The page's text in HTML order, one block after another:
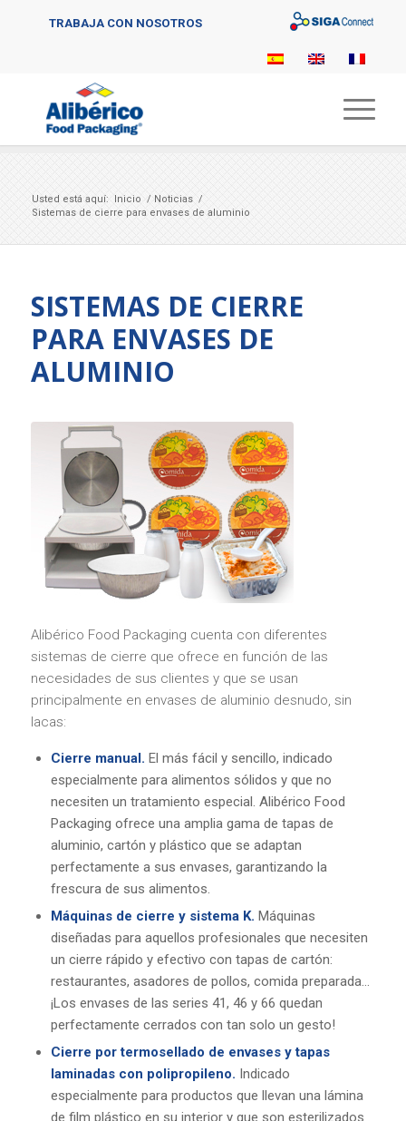
TRABAJA CON NOSOTROS
Usted está aquí: Inicio / Noticias /
Sistemas de cierre para envases de aluminio
SISTEMAS DE CIERRE
PARA ENVASES DE
ALUMINIO
Alibérico Food Packaging cuenta con diferentes
sistemas de cierre que ofrece en función de las
necesidades de sus clientes y que se usan
principalmente en envases de aluminio desnudo, sin
lacas:
Cierre manual. El más fácil y sencillo, indicado
especialmente para alimentos sólidos y que no
necesiten un tratamiento especial. Alibérico Food
Packaging ofrece una amplia gama de tapas de
aluminio, cartón y plástico que se adaptan
perfectamente a sus envases, garantizando la
frescura de sus alimentos.
Máquinas de cierre y sistema K. Máquinas
diseñadas para aquellos profesionales que necesiten
un cierre rápido y efectivo con tapas de cartón:
restaurantes, asadores de pollos, comida preparada…
¡Los envases de las series 41, 46 y 66 quedan
perfectamente cerrados con tan solo un gesto!
Cierre por termosellado de envases y tapas
laminadas con polipropileno. Indicado
especialmente para productos que llevan una lámina
de film plástico en su interior y que son esterilizados